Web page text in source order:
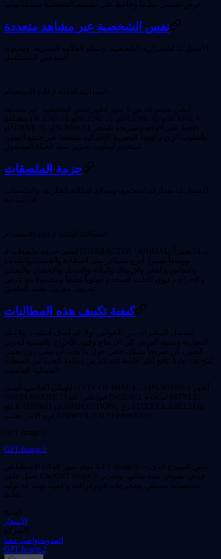
نفس الشخصية عبر مشاهد متعددة
الأفضل لـ:
استمرارية الشخصية، وتمائم العلامة التجارية، ومحتوى
المبدعين المتسلسل
المطالبة القابلة لإعادة الاستخدام:
أنشئ مجموعة من 6 صور تُظهر نفس الشخصية عبر مشاهد
مختلفة: [SCENE 1]، و[SCENE 2]، و[SCENE 3]، و[SCENE 4]،
و[SCENE 5]، و[SCENE 6]. حافظ على الوجه وتسريحة الشعر
وأسلوب الزي والهوية البصرية الإجمالية متسقة عبر جميع الصور.
حزمة الملصقات
الأفضل لـ: مشاركة المجتمع، وبضائع الملكية الفكرية، والملصقات
الاجتماعية
المطالبة القابلة لإعادة الاستخدام:
أنشئ حزمة ملصقات لـ [CHARACTER / ANIMAL] بـ 24 تعبيراً
ووضعاً مميزاً. أدرج مشاعر مثل السعادة والغضب والصدمة
والنعاس والفخر والارتباك والبكاء والضحك والاحتفال والتفكير
والإحراج وعيون القلب. استخدم أسلوباً نظيفاً ومصقولاً مع عرض
كيفية تكييف هذه المطالبات
استبدل المتغيرات بين الأقواس أولاً، ثم أضف أسلوب علامتك
التجارية ونسبة العرض إلى الارتفاع وقيود الإخراج. بالنسبة لتحرير
الصور، كن صريحاً بشكل خاص حول ما يجب أن يبقى دون تغيير.
يُنتج هذا عادةً نتائج أكثر قابلية للتحكم من إضافة العديد من الصفات
الهيكل العالمي: أنشئ [TYPE OF IMAGE] لـ [PURPOSE]. أظهر
[MAIN SUBJECT] في/على/عند [SCENE]. استخدم [STYLE]
و[LIGHTING] و[COMPOSITION]. أدرج [TEXT/LABELS] إذا
لزم الأمر. تجنب [UNWANTED ELEMENTS].
GPT Image 2
GPT Image 2
مولد صور الذكاء الاصطناعي GPT Image 2 — نفس النموذج الذي
يعمل خلف ChatGPT Image 2. عرض نصوص شبه مثالي، وتحرير
شخصيات مستقر، ومخرجات فوتوغرافية واقعية، وسرعة توليد
المنتج
الأسعار
الشركة
المدونةتواصل معنا
GPT Image 2